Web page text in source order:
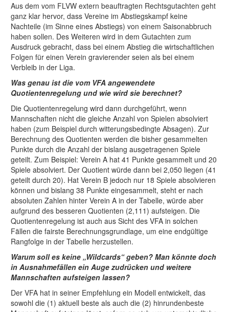
Aus dem vom FLVW extern beauftragten Rechtsgutachten geht
ganz klar hervor, dass Vereine im Abstiegskampf keine
Nachteile (im Sinne eines Abstiegs) von einem Saisonabbruch
haben sollen. Des Weiteren wird in dem Gutachten zum
Ausdruck gebracht, dass bei einem Abstieg die wirtschaftlichen
Folgen für einen Verein gravierender seien als bei einem
Verbleib in der Liga.
Was genau ist die vom VFA angewendete
Quotientenregelung und wie wird sie berechnet?
Die Quotientenregelung wird dann durchgeführt, wenn
Mannschaften nicht die gleiche Anzahl von Spielen absolviert
haben (zum Beispiel durch witterungsbedingte Absagen). Zur
Berechnung des Quotienten werden die bisher gesammelten
Punkte durch die Anzahl der bislang ausgetragenen Spiele
geteilt. Zum Beispiel: Verein A hat 41 Punkte gesammelt und 20
Spiele absolviert. Der Quotient würde dann bei 2,050 liegen (41
geteilt durch 20). Hat Verein B jedoch nur 18 Spiele absolvieren
können und bislang 38 Punkte eingesammelt, steht er nach
absoluten Zahlen hinter Verein A in der Tabelle, würde aber
aufgrund des besseren Quotienten (2,111) aufsteigen. Die
Quotientenregelung ist auch aus Sicht des VFA in solchen
Fällen die fairste Berechnungsgrundlage, um eine endgültige
Rangfolge in der Tabelle herzustellen.
Warum soll es keine „Wildcards“ geben? Man könnte doch
in Ausnahmefällen ein Auge zudrücken und weitere
Mannschaften aufsteigen lassen?
Der VFA hat in seiner Empfehlung ein Modell entwickelt, das
sowohl die (1) aktuell beste als auch die (2) hinrundenbeste